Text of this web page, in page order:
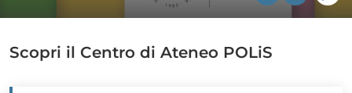
Scopri il Centro di Ateneo POLiS